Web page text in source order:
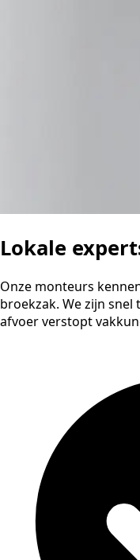
Lokale
Onze monteurs
broekzak. We zijn
afvoer verstopt